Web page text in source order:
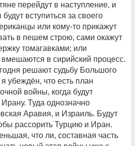
перейдут в наступление, и
вступиться за своего
или кому-то прикажут
в пешем строю, сами окажут
томагавками; или
в сирийский процесс.
решают судьбу Большого
убеждён, что есть план
войны, когда будут
Туда однозначно
Аравия, и Израиль. Будут
рассорить Турцию и Иран.
что ли, составная часть